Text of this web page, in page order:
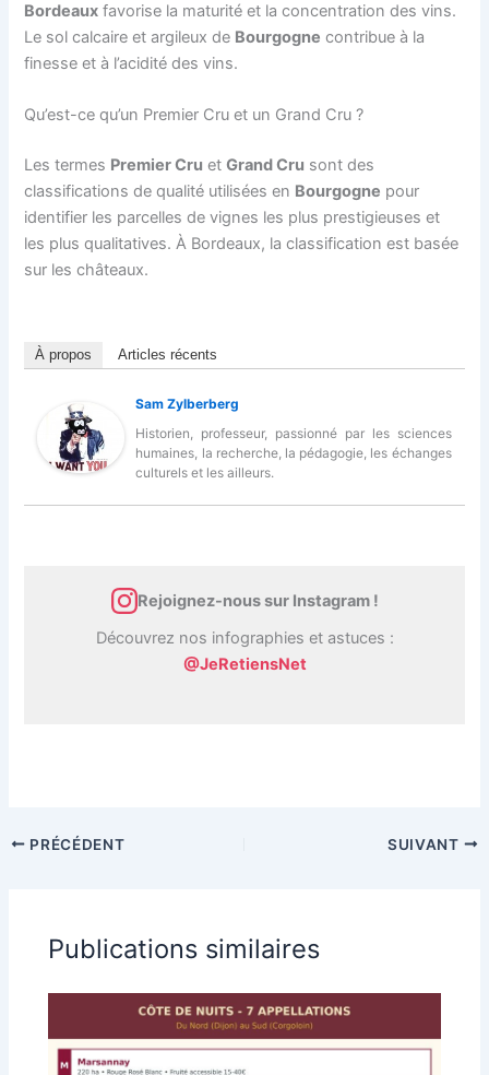
Bordeaux favorise la maturité et la concentration des vins.
Le sol calcaire et argileux de Bourgogne contribue à la
finesse et à l’acidité des vins.
Qu’est-ce qu’un Premier Cru et un Grand Cru ?
Les termes Premier Cru etGrand Cru sont des
classifications de qualité utilisées en Bourgogne pour
identifier les parcelles de vignes les plus prestigieuses et
les plus qualitatives. À Bordeaux, la classification est basée
sur les châteaux.
À propos Articles récents
Sam Zylberberg
Historien, professeur, passionné par les sciences
humaines, la recherche, la pédagogie, les échanges
culturels et les ailleurs.
Rejoignez-nous sur Instagram !
Découvrez nos infographies et astuces :
@JeRetiensNet
PRÉCÉDENT SUIVANT
Publications similaires